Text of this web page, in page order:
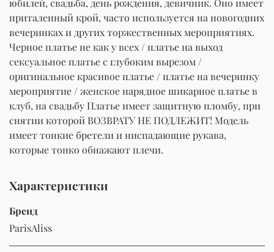
юбилей, свадьба, день рождения, девичник. Оно имеет
приталенный крой, часто используется на новогодних
вечеринках и других торжественных мероприятиях.
Черное платье не как у всех / платье на выход
сексуальное платье с глубоким вырезом /
оригинальное красивое платье / платье на вечеринку
мероприятие / женское нарядное шикарное платье в
клуб, на свадьбу Платье имеет защитную пломбу, при
снятии которой ВОЗВРАТУ НЕ ПОДЛЕЖИТ! Модель
имеет тонкие бретели и ниспадающие рукава,
которые тонко обнажают плечи.
Характеристики
Бренд
ParisAliss